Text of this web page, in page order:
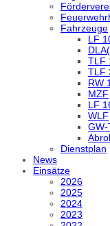
Fahrzeuge
LF
TLF
TLF
RW 1
MZF
LF
WLF
GW-
Dienstplan
News
Einsätze
2026
2025
2024
2023